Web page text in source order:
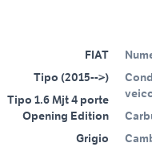
FIAT
Tipo (2015-->)
Tipo 1.6 Mjt 4 porte
Opening Edition
Grigio